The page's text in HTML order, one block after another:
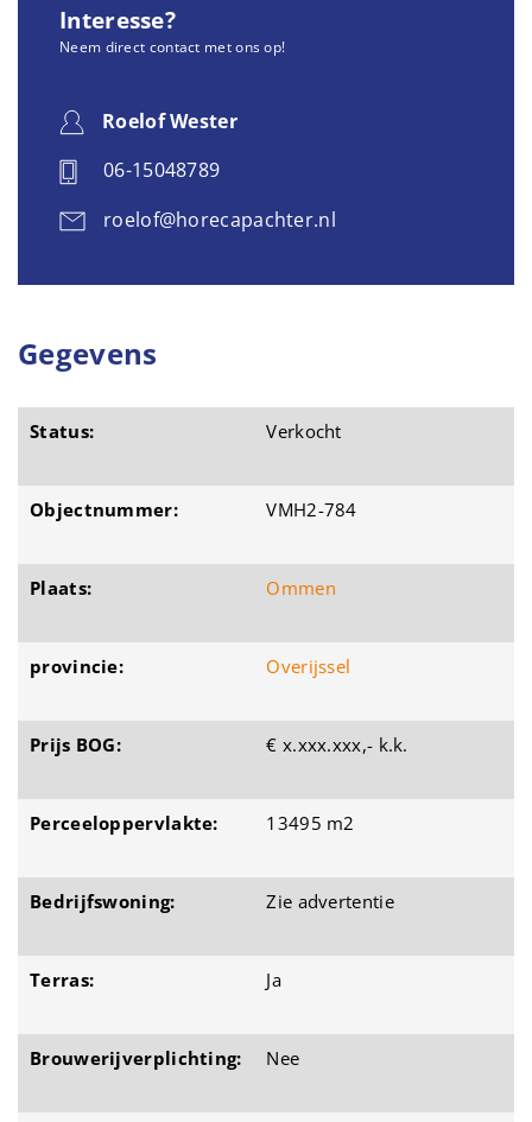
Interesse?
Neem direct contact met ons op!
Roelof Wester
06-15048789
roelof@horecapachter.nl
Gegevens
Status: Verkocht
Objectnummer: VMH2-784
Plaats: Ommen
provincie: Overijssel
Prijs BOG: € x.xxx.xxx,- k.k.
Perceeloppervlakte: 13495 m2
Bedrijfswoning: Zie advertentie
Terras: Ja
Brouwerijverplichting: Nee